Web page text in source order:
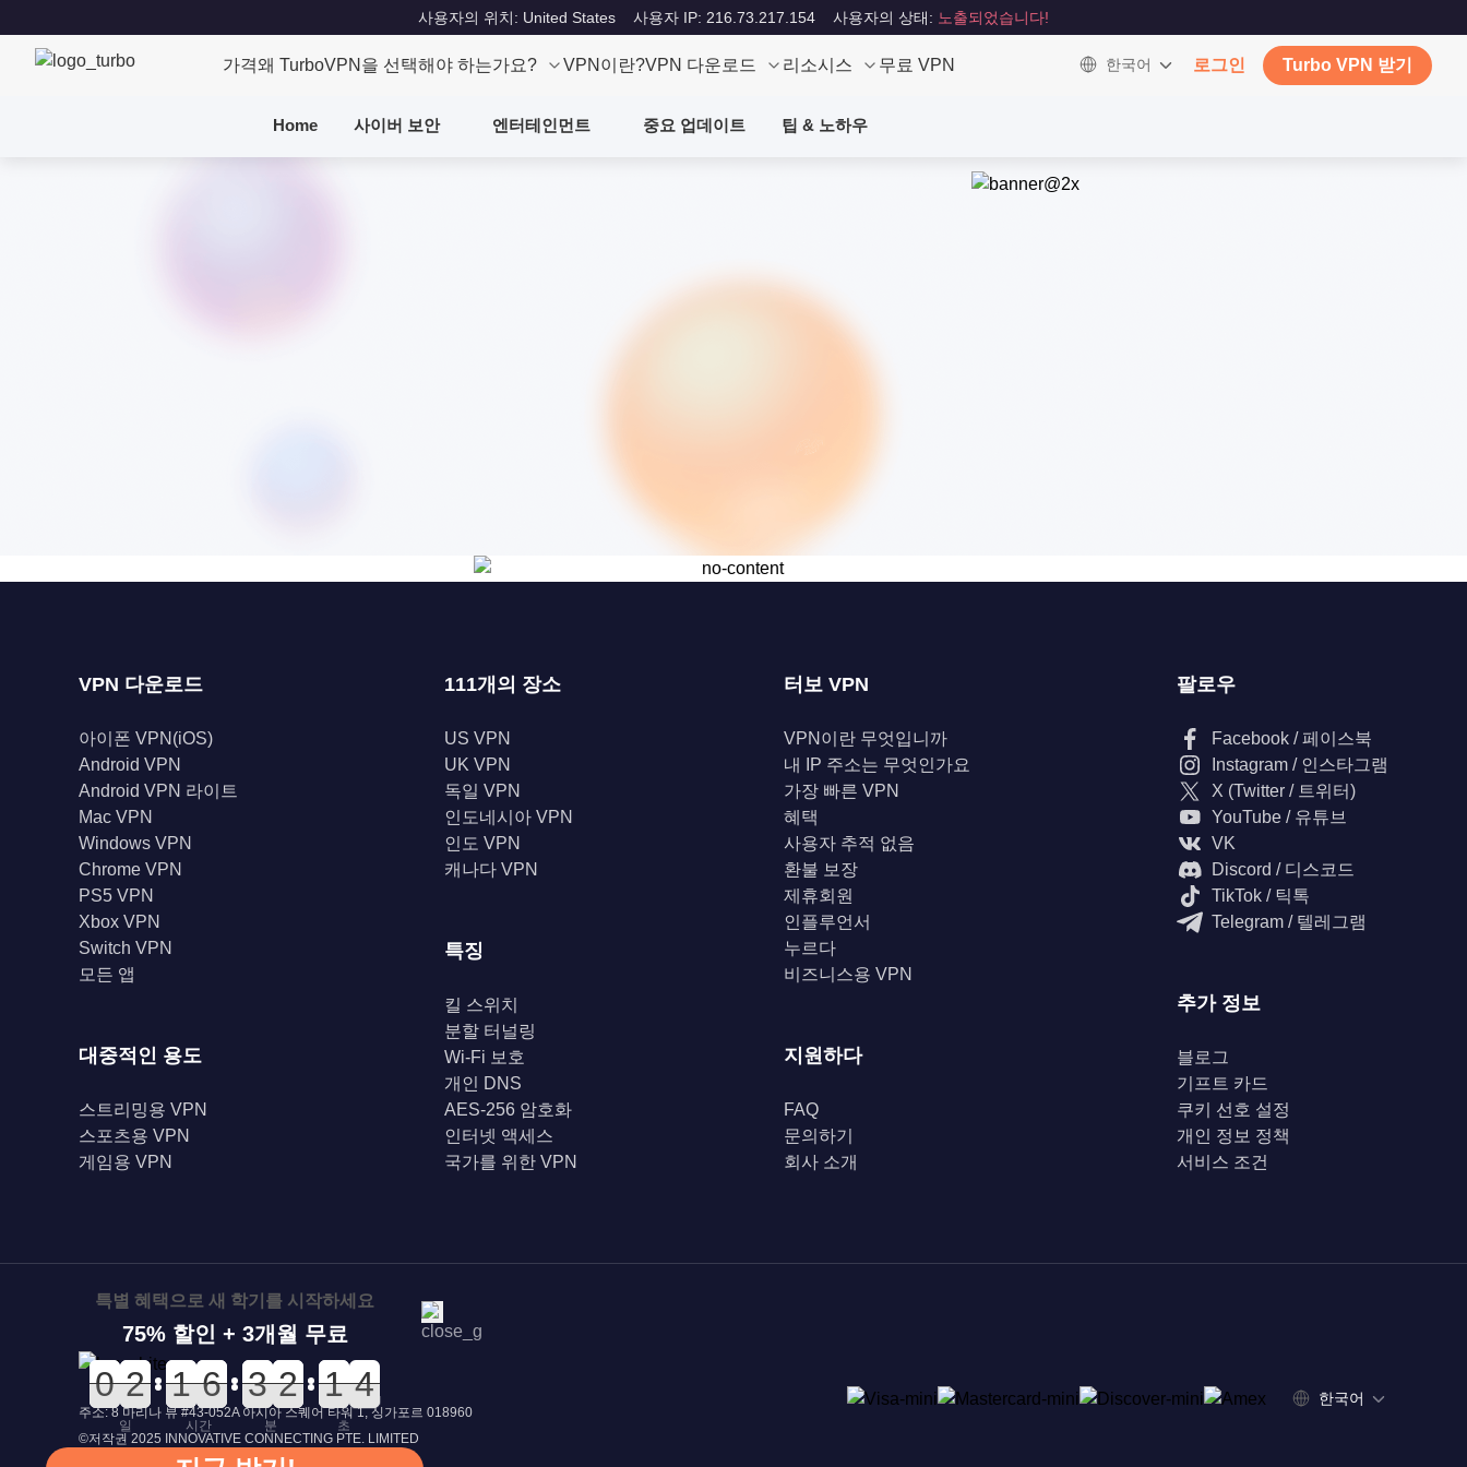
사용자의 위치: United States 사용자 IP: 216.73.217.154 사용자의 상태: 노출되었습니다!
가격왜 TurboVPN을 선택해야 하는가요? VPN이란?VPN 다운로드 리소시스 무료 VPN 한국어 로그인 Turbo VPN 받기
Home 사이버 보안 엔터테인먼트 중요 업데이트 팁 & 노하우
VPN 다운로드
아이폰 VPN(iOS)
Android VPN
Android VPN 라이트
Mac VPN
Windows VPN
Chrome VPN
PS5 VPN
Xbox VPN
Switch VPN
모든 앱
대중적인 용도
스트리밍용 VPN
스포츠용 VPN
게임용 VPN
111개의 장소
US VPN
UK VPN
독일 VPN
인도네시아 VPN
인도 VPN
캐나다 VPN
특징
킬 스위치
분할 터널링
Wi-Fi 보호
개인 DNS
AES-256 암호화
인터넷 액세스
국가를 위한 VPN
터보 VPN
VPN이란 무엇입니까
내 IP 주소는 무엇인가요
가장 빠른 VPN
혜택
사용자 추적 없음
환불 보장
제휴회원
인플루언서
누르다
비즈니스용 VPN
지원하다
FAQ
문의하기
회사 소개
팔로우
Facebook / 페이스북
Instagram / 인스타그램
X (Twitter / 트위터)
YouTube / 유튜브
VK
Discord / 디스코드
TikTok / 틱톡
Telegram / 텔레그램
추가 정보
블로그
기프트 카드
쿠키 선호 설정
개인 정보 정책
서비스 조건
주소: 8 마리나 뷰 #43-052A 아시아 스퀘어 타워 1, 싱가포르 018960
©저작권 2025 INNOVATIVE CONNECTING PTE. LIMITED
한국어
특별 혜택으로 새 학기를 시작하세요
75% 할인 + 3개월 무료
0
0
0
0 0
0
2
2 0
0
1
1 0
0
6
6 0
0
3
3 0
0
2
2 2
2
1
1 4
4
3
일 시간 분 초